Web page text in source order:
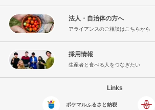
法人・自治体の方へ
アライアンスのご相談はこちらから
採用情報
生産者と食べる人をつなぎたい
Links
ポケマルふるさと納税